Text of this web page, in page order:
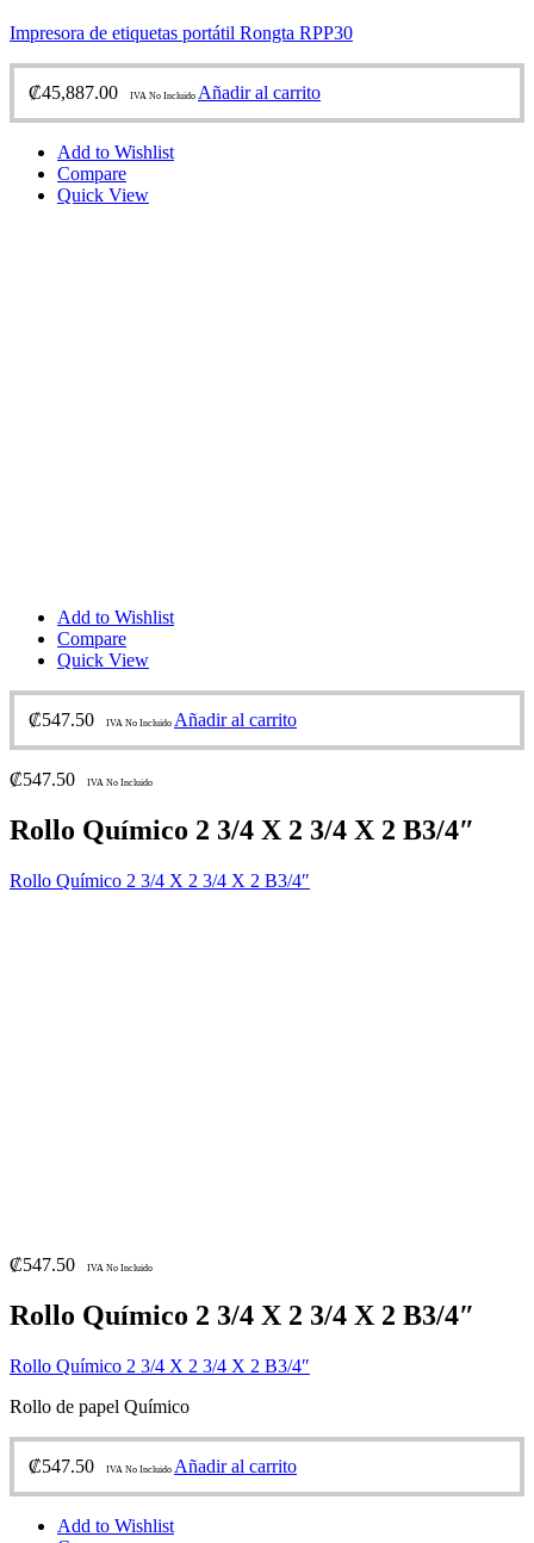
Impresora de etiquetas portátil Rongta RPP30
₡45,887.00 IVA No Incluido Añadir al carrito
Add to Wishlist
Compare
Quick View
Add to Wishlist
Compare
Quick View
₡547.50 IVA No Incluido Añadir al carrito
₡547.50 IVA No Incluido
Rollo Químico 2 3/4 X 2 3/4 X 2 B3/4″
Rollo Químico 2 3/4 X 2 3/4 X 2 B3/4″
₡547.50 IVA No Incluido
Rollo Químico 2 3/4 X 2 3/4 X 2 B3/4″
Rollo Químico 2 3/4 X 2 3/4 X 2 B3/4″
Rollo de papel Químico
₡547.50 IVA No Incluido Añadir al carrito
Add to Wishlist